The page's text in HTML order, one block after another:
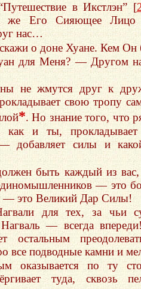
в Икстлэн” [
Его Сияющее Лицо
нас…
о доне Хуане. Кем Он
для Меня? — Другом
не жмутся друг к
свою тропу
*. Но знание того, что
как и ты,
добавляет силы и
быть каждый из
— это
— это Великий Дар Силы!
для тех, за чьи
Нагваль — всегда
все подводные камни и
оказывается по ту
туда, сквозь